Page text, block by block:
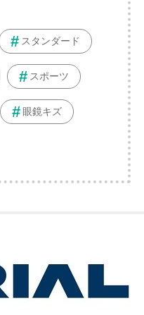
スタンダード
スポーツ
眼鏡キズ